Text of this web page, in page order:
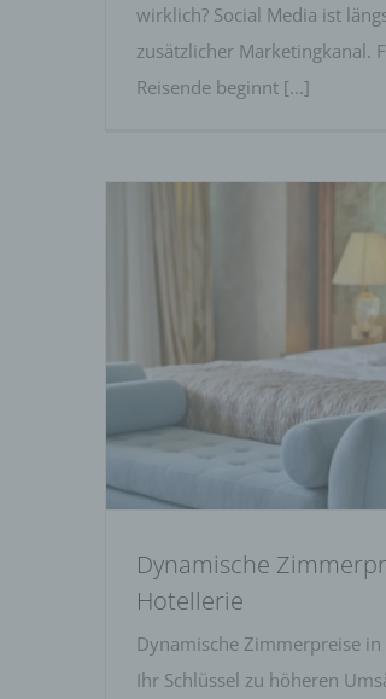
wirklich? Social Media ist
zusätzlicher Marketingkanal.
Reisende beginnt [...]
Dynamische
Hotellerie
Dynamische
Hotellerie
Dynamische Zimmerpreise
Ihr Schlüssel zu höheren